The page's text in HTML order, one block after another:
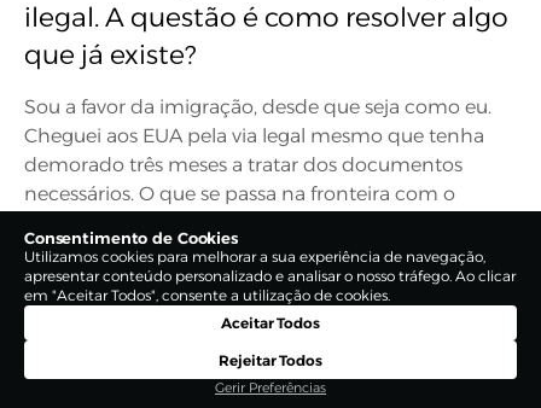
ilegal. A questão é como resolver algo
que já existe?
Sou a favor da imigração, desde que seja como eu.
Cheguei aos EUA pela via legal mesmo que tenha
demorado três meses a tratar dos documentos
necessários. O que se passa na fronteira com o
ilegais a entrar no país, do que os cidadãos norte-
americanos que precisam de ajuda. E isso para mim
não faz qualquer sentido.
Consentimento de Cookies
Utilizamos cookies para melhorar a sua experiência de navegação,
apresentar conteúdo personalizado e analisar o nosso tráfego. Ao clicar
em "Aceitar Todos", consente a utilização de cookies.
Gerir Preferências
Rejeitar Todos
Aceitar Todos